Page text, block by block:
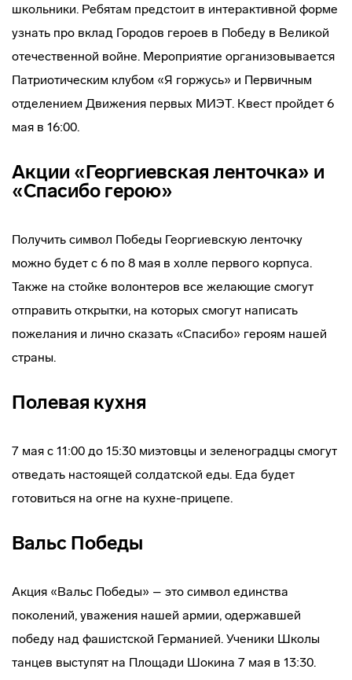
школьники. Ребятам предстоит в интерактивной форме
узнать про вклад Городов героев в Победу в Великой
отечественной войне. Мероприятие организовывается
Патриотическим клубом «Я горжусь» и Первичным
отделением Движения первых МИЭТ. Квест пройдет 6
мая в 16:00.
Акции «Георгиевская ленточка» и
«Спасибо герою»
Получить символ Победы Георгиевскую ленточку
можно будет с 6 по 8 мая в холле первого корпуса.
Также на стойке волонтеров все желающие смогут
отправить открытки, на которых смогут написать
пожелания и лично сказать «Спасибо» героям нашей
страны.
Полевая кухня
7 мая с 11:00 до 15:30 миэтовцы и зеленоградцы смогут
отведать настоящей солдатской еды. Еда будет
готовиться на огне на кухне-прицепе.
Вальс Победы
Акция «Вальс Победы» – это символ единства
поколений, уважения нашей армии, одержавшей
победу над фашистской Германией. Ученики Школы
танцев выступят на Площади Шокина 7 мая в 13:30.